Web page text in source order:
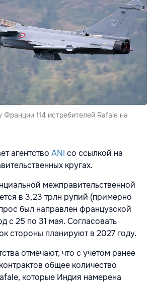
Франции 114 истребителей Rafale на
агентство ANI со ссылкой на
кругах.
межправительственной
в 3,23 трлн рупий (примерно
был направлен французской
с 25 по 31 мая. Согласовать
стороны планируют в 2027 году.
отмечают, что с учетом ранее
общее количество
которые Индия намерена